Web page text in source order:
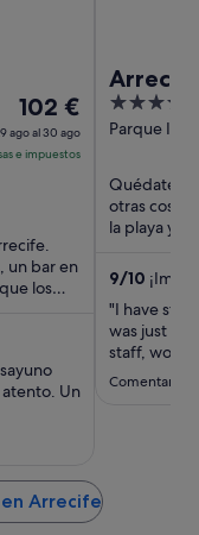
El
precio
es
noche
del
30
ago
102 €
ago al 30 ago
e impuestos
un bar en
los
Un
5
out
5
Parque
Quédate
otras
la playa y 2
9/10
"I have
was just as
staff,
delicious
Comentario
Arrecife